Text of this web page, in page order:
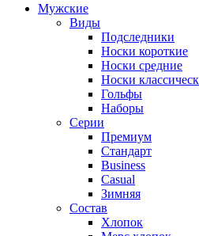
Мужские
Виды
Подследники
Носки короткие
Носки средние
Носки
Гольфы
Наборы
Серии
Премиум
Стандарт
Business
Casual
Зимняя
Состав
Хлопок